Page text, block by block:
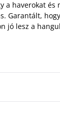
a haverokat
Garantált,
jó lesz a